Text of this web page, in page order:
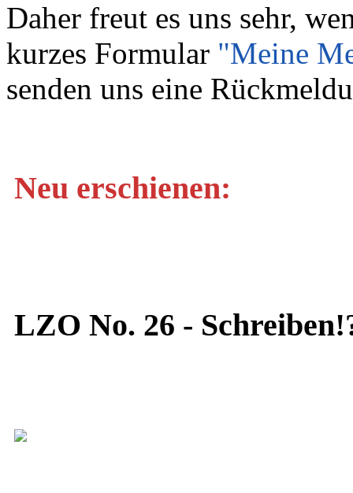
Daher freut es uns sehr,
kurzes Formular "Meine
senden uns eine
Neu erschienen:
LZO No. 26 -